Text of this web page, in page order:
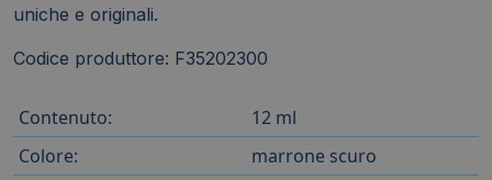
uniche e originali.
Codice produttore: F35202300
Contenuto:
12 ml
Colore:
marrone scuro